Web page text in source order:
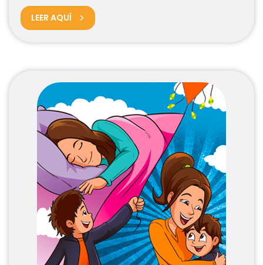
LEER AQUÍ